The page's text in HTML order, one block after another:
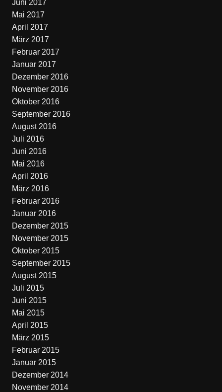
Juni 2017
Mai 2017
April 2017
März 2017
Februar 2017
Januar 2017
Dezember 2016
November 2016
Oktober 2016
September 2016
August 2016
Juli 2016
Juni 2016
Mai 2016
April 2016
März 2016
Februar 2016
Januar 2016
Dezember 2015
November 2015
Oktober 2015
September 2015
August 2015
Juli 2015
Juni 2015
Mai 2015
April 2015
März 2015
Februar 2015
Januar 2015
Dezember 2014
November 2014